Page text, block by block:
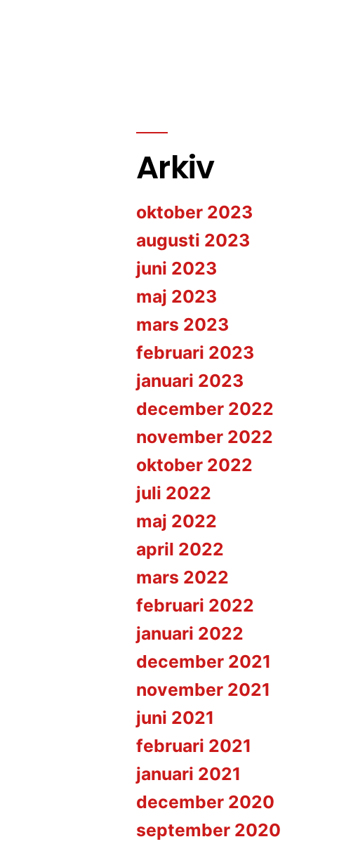
Arkiv
oktober 2023
augusti 2023
juni 2023
maj 2023
mars 2023
februari 2023
januari 2023
december 2022
november 2022
oktober 2022
juli 2022
maj 2022
april 2022
mars 2022
februari 2022
januari 2022
december 2021
november 2021
juni 2021
februari 2021
januari 2021
december 2020
september 2020